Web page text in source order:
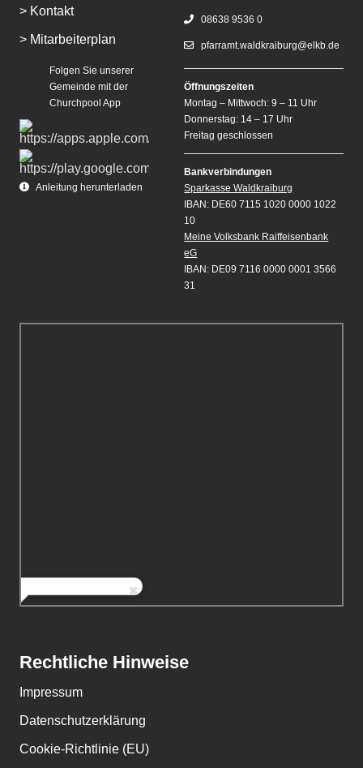
> Kontakt
> Mitarbeiterplan
Folgen Sie unserer
Gemeinde mit der
Churchpool App
Anleitung herunterladen
08638 9536 0
pfarramt.waldkraiburg@elkb.de
Öffnungszeiten
Montag – Mittwoch: 9 – 11 Uhr
Donnerstag: 14 – 17 Uhr
Freitag geschlossen
Bankverbindungen
Sparkasse Waldkraiburg
IBAN: DE60 7115 1020 0000 1022
10
Meine Volksbank Raiffeisenbank
eG
IBAN: DE09 7116 0000 0001 3566
31
Rechtliche Hinweise
Impressum
Datenschutzerklärung
Cookie-Richtlinie (EU)